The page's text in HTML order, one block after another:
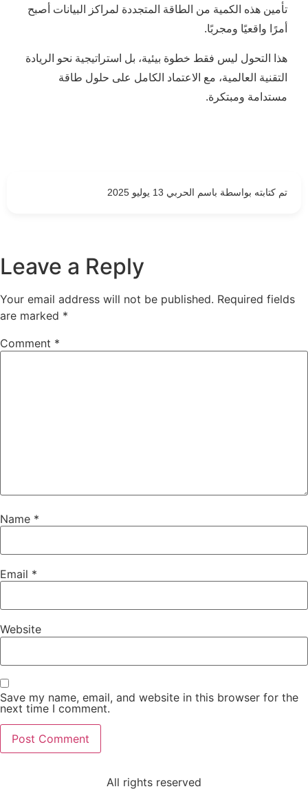
تأمين هذه الكمية من الطاقة المتجددة لمراكز البيانات أصبح
أمرًا واقعيًا ومجربًا.
هذا التحول ليس فقط خطوة بيئية، بل استراتيجية نحو الريادة
التقنية العالمية، مع الاعتماد الكامل على حلول طاقة
مستدامة ومبتكرة.
تم كتابته بواسطة باسم الحربي 13 يوليو 2025
Leave a Reply
Your email address will not be published. Required fields
are marked *
Comment *
Name *
Email *
Website
Save my name, email, and website in this browser for the
next time I comment.
All rights reserved